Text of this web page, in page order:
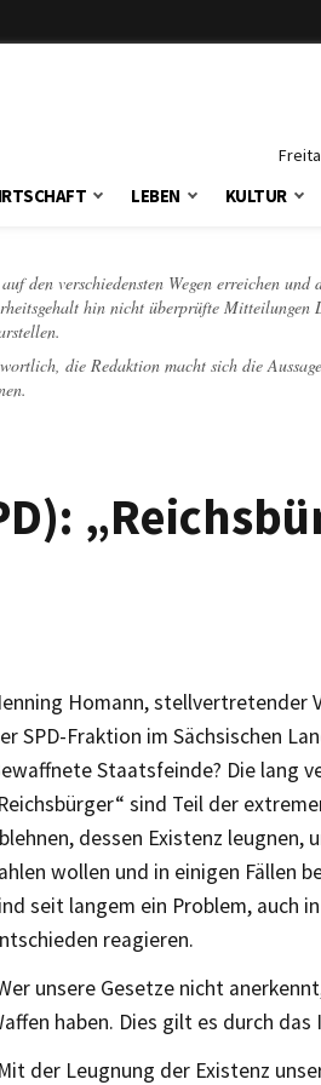
LEBEN KULTUR
den verschiedensten Wegen erreichen
hin nicht überprüfte Mitteilungen
die Redaktion macht sich die
Homann, stellvertretender
SPD-Fraktion im Sächsischen
Staatsfeinde? Die lang
sind Teil der
dessen Existenz leugnen,
wollen und in einigen Fällen
seit langem ein Problem, auch
reagieren.
unsere Gesetze nicht
haben. Dies gilt es durch
der Leugnung der Existenz